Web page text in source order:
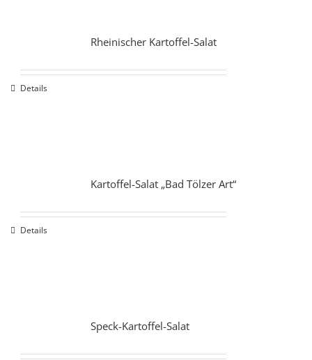
Rheinischer Kartoffel-Salat
Details
Kartoffel-Salat „Bad Tölzer Art“
Details
Speck-Kartoffel-Salat